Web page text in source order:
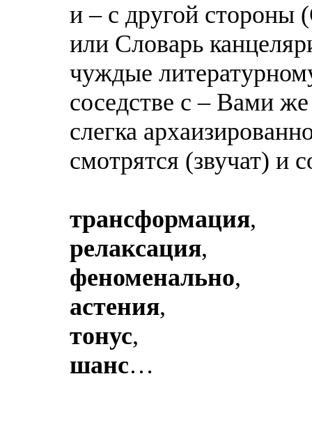
и – с другой стороны
или Словарь
чуждые
соседстве с – Вами
слегка
смотрятся (звучат) и
трансформация,
релаксация,
феноменально,
астения,
тонус,
шанс…